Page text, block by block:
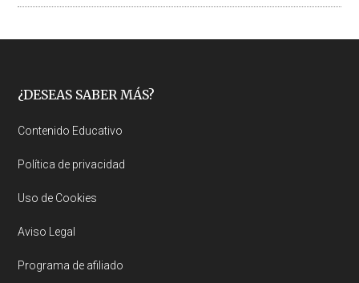
Footer
¿DESEAS SABER MÁS?
Contenido Educativo
Política de privacidad
Uso de Cookies
Aviso Legal
Programa de afiliado